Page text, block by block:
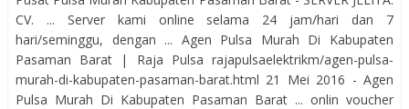
CV. ... Server kami online selama 24 jam/hari dan 7
hari/seminggu, dengan ... Agen Pulsa Murah Di Kabupaten
Pasaman Barat | Raja Pulsa rajapulsaelektrikm/agen-pulsa-
murah-di-kabupaten-pasaman-barat.html 21 Mei 2016 - Agen
Pulsa Murah Di Kabupaten Pasaman Barat ... onlin voucher